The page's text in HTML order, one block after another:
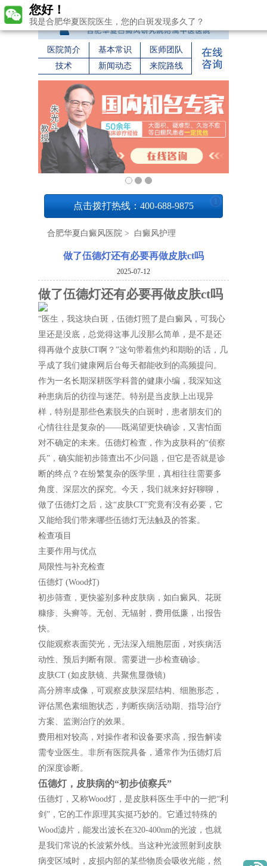
医院简介 基本常识
医师团队
技术
新闻动态 来院路线
点击拨打热线：400-688-9875
合肥华夏白癜风医院 > 白癜风护理
做了伍德灯还有必要再做皮肤ct吗
2025-07-12
做了伍德灯还有必要再做皮肤ct吗
“医生，我这块白斑，伍德灯照了是白癜风，可我心
里还是没底，总觉得这事儿没那么简单，是不是还
得再做个皮肤CT啊？”这句带着焦灼和期盼的话，几
乎成了我们健康网后台每天都能收到的高频提问。
作为一名长期深耕医学科普的健康小编，我深知这
种患病后的彷徨与迷茫。特别是当皮肤上出现异
样，特别是那些色素脱失的白斑时，患者朋友们的
心情往往是复杂的——既渴望更快确诊，又害怕面
对不确定的未来。伍德灯检查，作为皮肤科的“侦察
兵”，确实能初步筛查出不少问题，但它是否就是诊
断的终点？在纷繁复杂的医学里，真相往往需要多
角度、深层次的探究。今天，我们就来好好聊聊，
做了伍德灯之后，这“皮肤CT”究竟有没有必要，它
又能给我们带来哪些伍德灯无法触及的答案。
检查项目
主要作用与优点
局限性与补充检查
伍德灯 (Wood灯)
初步筛查，更快鉴别多种皮肤病，如白癜风、花斑
糠疹、头癣等。无创、无辐射，费用低廉，出报告
快。
仅能观察表面荧光，无法深入细胞层面，对疾病活
动性、预后判断有限。需要进一步检查确诊。
皮肤CT (如皮肤镜、共聚焦显微镜)
高分辨率成像，可观察皮肤深层结构、细胞形态，
评估黑色素细胞状态，判断疾病活动期、指导治疗
方案、监测治疗的效果。
费用相对较高，对操作者和设备要求高，报告解读
需专业医生。非所有医院具备，通常作为伍德灯后
的深度诊断。
伍德灯，皮肤病的“初步侦察兵”
伍德灯，又称Wood灯，是皮肤科医生手中的一把“利
剑”，它的工作原理其实挺巧妙的。它通过特殊的
Wood滤片，能发出波长在320-400nm的光波，也就
是我们常说的长波紫外线。当这种光波照射到皮肤
病变区域时，皮损内部的某些物质会吸收光能，然
您好！
我是合肥华夏医院医生，您的白斑发现多久了？